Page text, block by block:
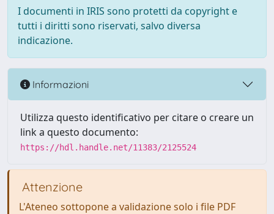
I documenti in IRIS sono protetti da copyright e
tutti i diritti sono riservati, salvo diversa
indicazione.
Informazioni
Utilizza questo identificativo per citare o creare un
link a questo documento:
https://hdl.handle.net/11383/2125524
Attenzione
L'Ateneo sottopone a validazione solo i file PDF